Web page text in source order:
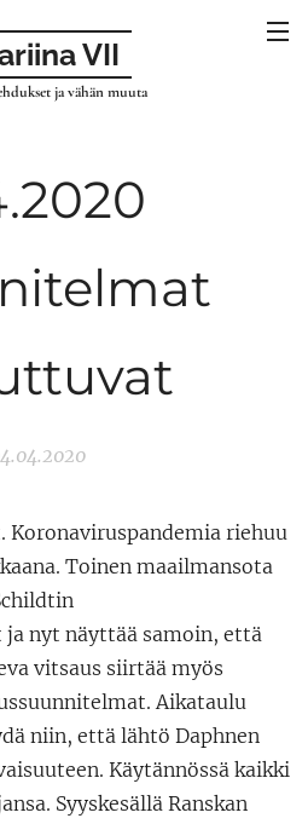
VII
ja vähän muuta
riehuu
Toinen maailmansota
nyt näyttää samoin, että
vitsaus siirtää myös
Aikataulu
niin, että lähtö Daphnen
Käytännössä kaikki
Syyskesällä Ranskan